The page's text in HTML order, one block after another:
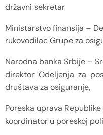
državni sekretar
Ministarstvo finansija –
rukovodilac Grupe za
Narodna banka Srbije –
direktor Odeljenja za
društava za osiguranje,
Poreska uprava
koordinator u poreskoj